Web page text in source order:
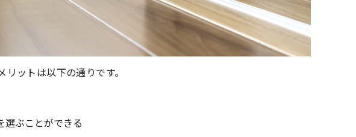
ットは以下の通りです。
選ぶことができる